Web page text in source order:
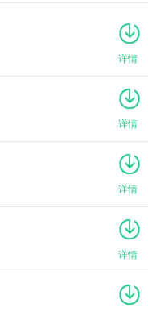
详情
详情
详情
详情